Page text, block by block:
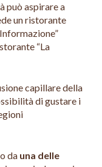
può aspirare a
un ristorante
“La
capillare della
di gustare i
da una delle